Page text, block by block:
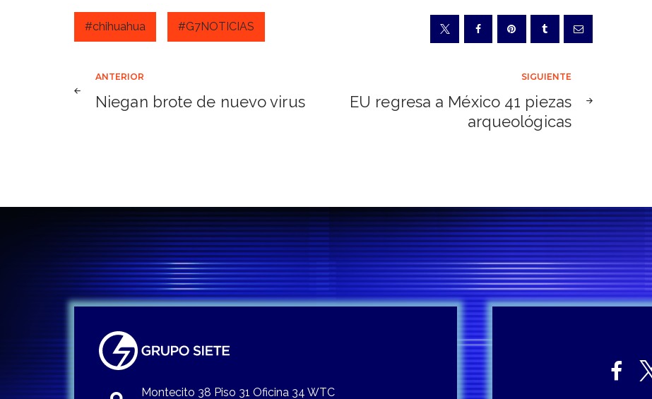
#chihuahua #G7NOTICIAS
Navegación
ANTERIOR
Niegan brote de nuevo virus
SIGUIENTE
EU regresa a México 41 piezas
arqueológicas
Montecito 38 Piso 31 Oficina 34 WTC